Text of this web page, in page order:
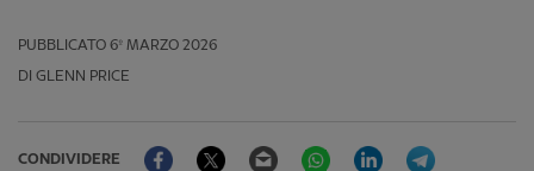
PUBBLICATO 6º MARZO 2026
DI GLENN PRICE
CONDIVIDERE
FacebookTwitter Email WhatsAppLinkedIn